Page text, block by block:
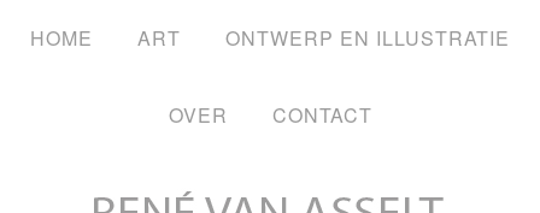
HOME ART ONTWERP EN ILLUSTRATIE
OVER CONTACT